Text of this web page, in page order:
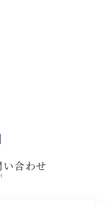
合わせ